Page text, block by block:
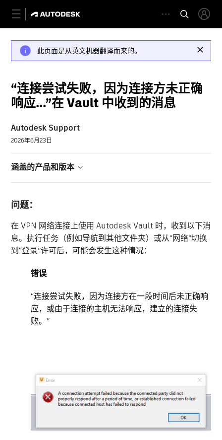
此页面是从英文机器翻译而来的。
“连接尝试失败，因为连接方未正确
响应...”在 Vault 中收到的消息
Autodesk Support
2026年6月23日
涵盖的产品和版本
问题：
在 VPN 网络连接上使用 Autodesk Vault 时，收到以下消
息。执行任务（例如导航到其他文件夹）或从“网络”切换
到“登录”许可后，可能会发生这种情况：
错误
“连接尝试失败，因为连接方在一段时间后未正确响
应，或由于连接的主机无法响应，建立的连接失
败。”